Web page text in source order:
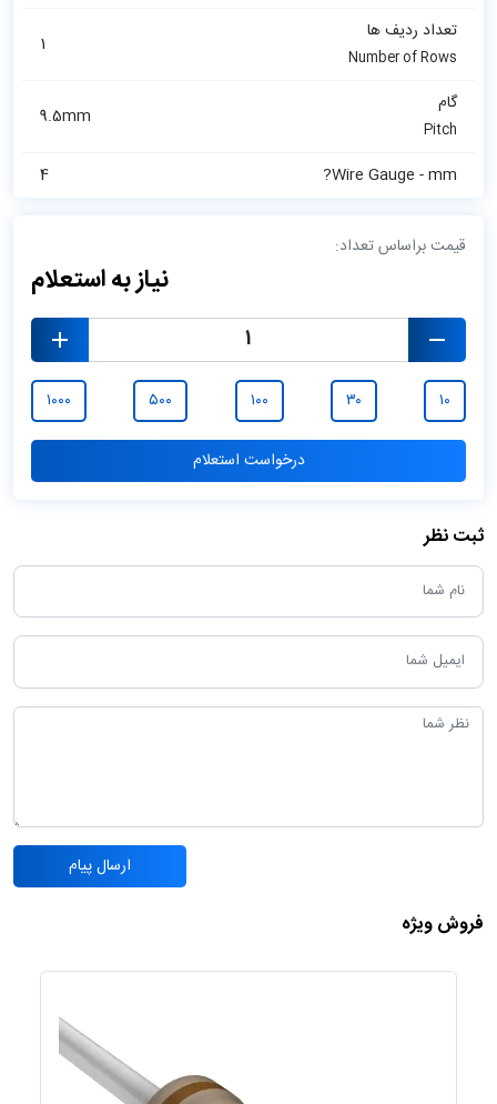
تعداد ردیف ها
Number of Rows
1
گام
Pitch
9.5mm
Wire Gauge - mm?
4
قیمت براساس تعداد:
نیاز به استعلام
۱۰ ۳۰ ۱۰۰ ۵۰۰ ۱۰۰۰
درخواست استعلام
ثبت نظر
ارسال پیام
فروش ویژه